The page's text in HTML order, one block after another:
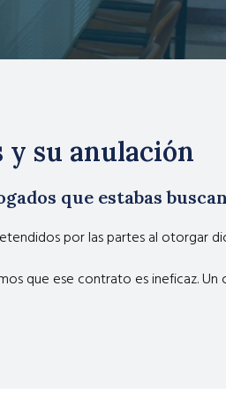
y su anulación
que estabas
por las partes al otorgar
que ese contrato es ineficaz.